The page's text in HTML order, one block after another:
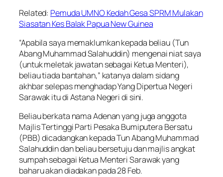
Related: Pemuda UMNO Kedah Gesa SPRM Mulakan
Siasatan Kes Balak Papua New Guinea
“Apabila saya memaklumkan kepada beliau (Tun
Abang Muhammad Salahuddin) mengenai niat saya
(untuk meletak jawatan sebagai Ketua Menteri),
beliau tiada bantahan,” katanya dalam sidang
akhbar selepas menghadap Yang Dipertua Negeri
Sarawak itu di Astana Negeri di sini.
Beliau berkata nama Adenan yang juga anggota
Majlis Tertinggi Parti Pesaka Bumiputera Bersatu
(PBB) dicadangkan kepada Tun Abang Muhammad
Salahuddin dan beliau bersetuju dan majlis angkat
sumpah sebagai Ketua Menteri Sarawak yang
baharu akan diadakan pada 28 Feb.